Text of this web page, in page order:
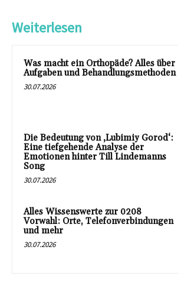
Weiterlesen
Was macht ein Orthopäde? Alles über
Aufgaben und Behandlungsmethoden
30.07.2026
Die Bedeutung von ‚Lubimiy Gorod‘:
Eine tiefgehende Analyse der
Emotionen hinter Till Lindemanns
Song
30.07.2026
Alles Wissenswerte zur 0208
Vorwahl: Orte, Telefonverbindungen
und mehr
30.07.2026